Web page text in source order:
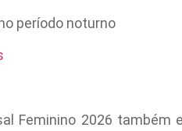
período noturno
Feminino 2026